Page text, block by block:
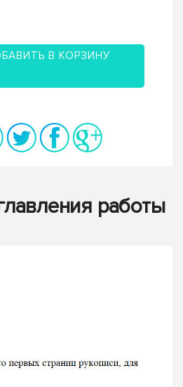
В КОРЗИНУ
работы